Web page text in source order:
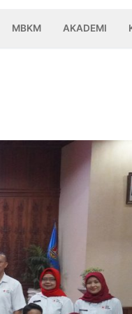
MBKM AKADEMI